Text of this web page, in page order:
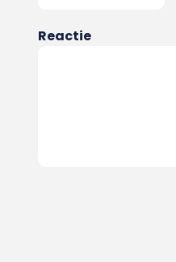
Reactie